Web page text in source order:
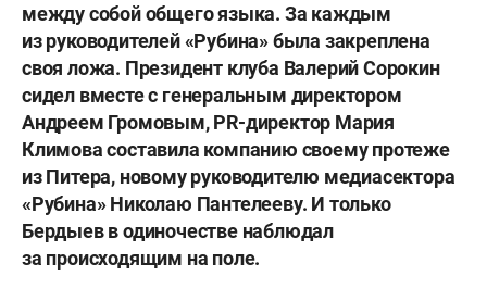
между собой общего языка. За каждым
из руководителей «Рубина» была закреплена
своя ложа. Президент клуба Валерий Сорокин
сидел вместе с генеральным директором
Андреем Громовым, PR-директор Мария
Климовасоставила компанию своему протеже
из Питера, новому руководителю медиасектора
«Рубина»Николаю Пантелееву. И только
Бердыев в одиночестве наблюдал
за происходящим на поле.